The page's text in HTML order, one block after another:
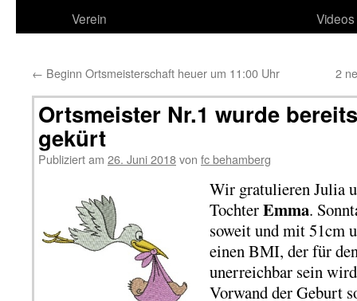
Verein
Videos
← Beginn Ortsmeisterschaft heuer um 11:00 Uhr 2
Ortsmeister Nr.1 wurde
gekürt
Publiziert am 26. Juni 2018von fc behamberg
Wir gratulieren Julia
TochterEmma.
soweit und mit 51cm
einen BMI, der für
unerreichbar sein
Vorwand der Geburt